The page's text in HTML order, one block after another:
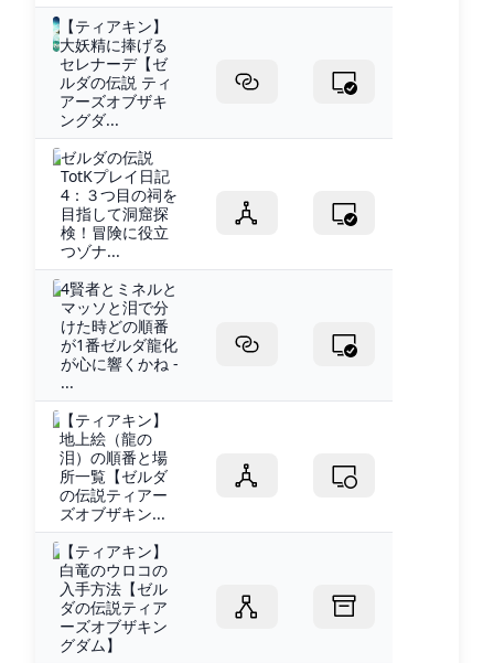
【ティアキン】
大妖精に捧げる
セレナーデ【ゼ
ルダの伝説 ティ
アーズオブザキ
ングダ...
ゼルダの伝説
TotKプレイ日記
4：３つ目の祠を
目指して洞窟探
検！冒険に役立
つゾナ...
4賢者とミネルと
マッソと泪で分
けた時どの順番
が1番ゼルダ龍化
が心に響くかね -
...
【ティアキン】
地上絵（龍の
泪）の順番と場
所一覧【ゼルダ
の伝説ティアー
ズオブザキン...
【ティアキン】
白竜のウロコの
入手方法【ゼル
ダの伝説ティア
ーズオブザキン
グダム】